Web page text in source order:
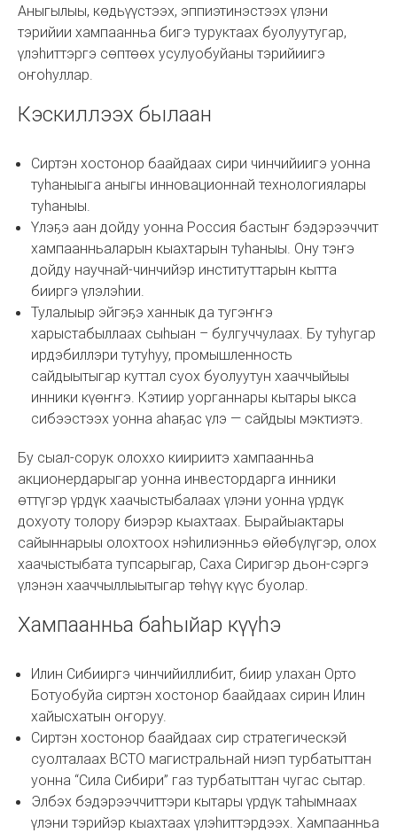
Аныгылыы, көдьүүстээх, эппиэтинэстээх үлэни
тэрийии хампаанньа бигэ туруктаах буолуутугар,
үлэһиттэргэ сөптөөх усулуобуйаны тэрийиигэ
оҥоһуллар.
Кэскиллээх былаан
Сиртэн хостонор баайдаах сири чинчийиигэ уонна
туһаныыга аныгы инновационнай технологиялары
туһаныы.
Үлэҕэ аан дойду уонна Россия бастыҥ бэдэрээччит
хампаанньаларын кыахтарын туһаныы. Ону тэҥэ
дойду научнай-чинчийэр институттарын кытта
бииргэ үлэлэһии.
Тулалыыр эйгэҕэ ханнык да тугэҥҥэ
харыстабыллаах сыһыан – булгуччулаах. Бу туһугар
ирдэбиллэри тутуһуу, промышленность
сайдыытыгар куттал суох буолуутун хааччыйыы
инники күөҥҥэ. Кэтиир уорганнары кытары ыкса
сибээстээх уонна аһаҕас үлэ — сайдыы мэктиэтэ.
Бу сыал-сорук олоххо киириитэ хампаанньа
акционердарыгар уонна инвестордарга инники
өттүгэр үрдүк хаачыстыбалаах үлэни уонна үрдүк
дохуоту толору биэрэр кыахтаах. Бырайыактары
сайыннарыы олохтоох нэһилиэнньэ өйөбүлүгэр, олох
хаачыстыбата тупсарыгар, Саха Сиригэр дьон-сэргэ
үлэнэн хааччыллыытыгар төһүү күүс буолар.
Хампаанньа баһыйар күүһэ
Илин Сибииргэ чинчийиллибит, биир улахан Орто
Ботуобуйа сиртэн хостонор баайдаах сирин Илин
хайысхатын оҥоруу.
Сиртэн хостонор баайдаах сир стратегическэй
суолталаах ВСТО магистральнай ниэп турбатыттан
уонна “Сила Сибири” газ турбатыттан чугас сытар.
Элбэх бэдэрээччиттэри кытары үрдүк таһымнаах
үлэни тэрийэр кыахтаах үлэһиттэрдээх. Хампаанньа